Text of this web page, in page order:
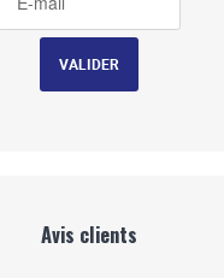
Avis clients